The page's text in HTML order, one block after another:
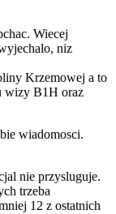
Wiecej
niz
Krzemowej a to
wizy B1H oraz
wiadomosci.
nie przysluguje.
trzeba
12 z ostatnich